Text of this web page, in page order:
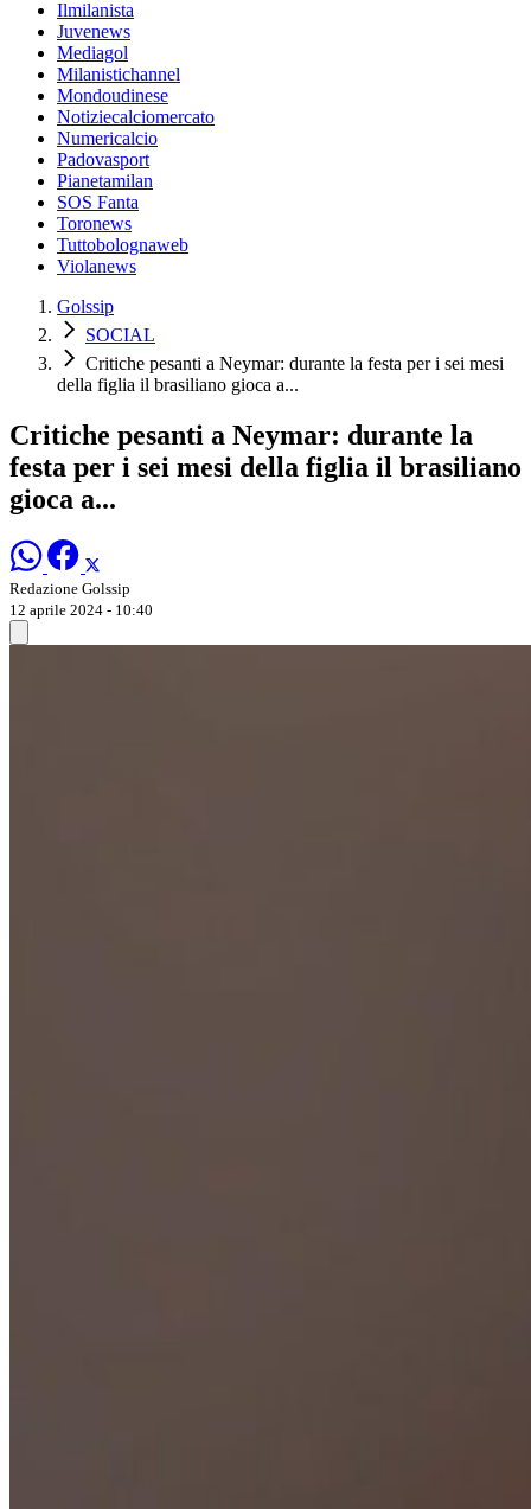
Ilmilanista
Juvenews
Mediagol
Milanistichannel
Mondoudinese
Notiziecalciomercato
Numericalcio
Padovasport
Pianetamilan
SOS Fanta
Toronews
Tuttobolognaweb
Violanews
Golssip
SOCIAL
Critiche pesanti a Neymar: durante la festa per i sei mesi
della figlia il brasiliano gioca a...
Critiche pesanti a Neymar: durante la
festa per i sei mesi della figlia il brasiliano
gioca a...
Redazione Golssip
12 aprile 2024 - 10:40